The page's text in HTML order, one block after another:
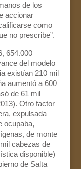
de los
accionar
como
no prescribe”.
654.000
del modelo
existían 210 mil
aumentó a 600
de 61 mil
Otro factor
expulsada
ocupaba,
de monte
cabezas de
disponible)
de Salta